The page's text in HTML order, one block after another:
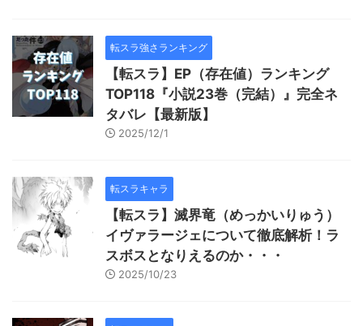
転スラ強さランキング
【転スラ】EP（存在値）ランキング
TOP118『小説23巻（完結）』完全ネ
タバレ【最新版】
2025/12/1
転スラキャラ
【転スラ】滅界竜（めっかいりゅう）
イヴァラージェについて徹底解析！ラ
スボスとなりえるのか・・・
2025/10/23